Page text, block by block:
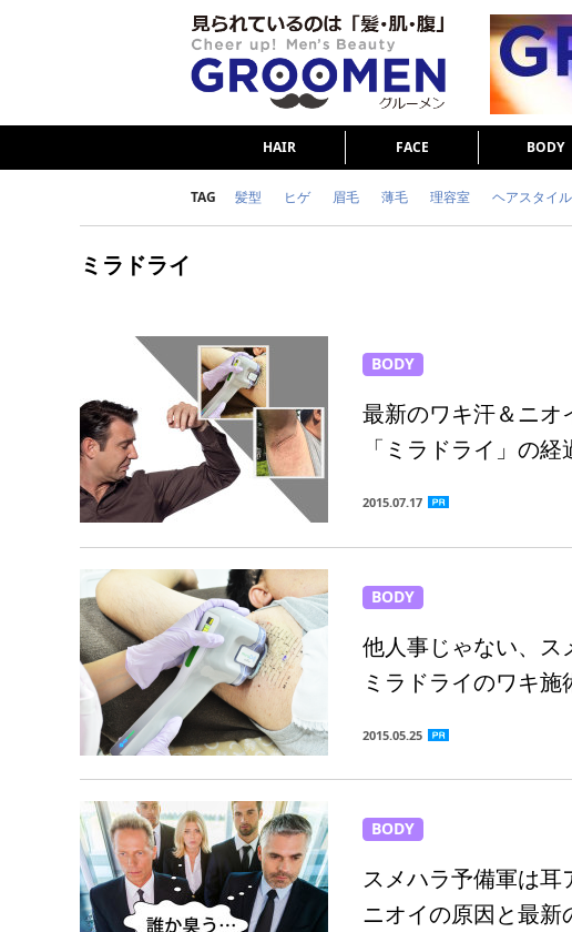
HAIR FACE BODY
TAG 髪型 ヒゲ 眉毛 薄毛 理容室 ヘアスタイル
ミラドライ
BODY
最新のワキ汗＆ニオ
「ミラドライ」の経
2015.07.17
BODY
他人事じゃない、ス
ミラドライのワキ施
2015.05.25
BODY
スメハラ予備軍は耳
ニオイの原因と最新